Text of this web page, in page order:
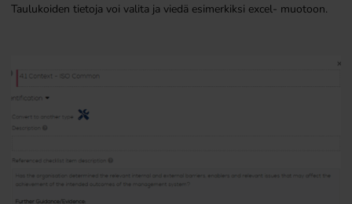
Taulukoiden tietoja voi valita ja viedä esimerkiksi excel- muotoon.